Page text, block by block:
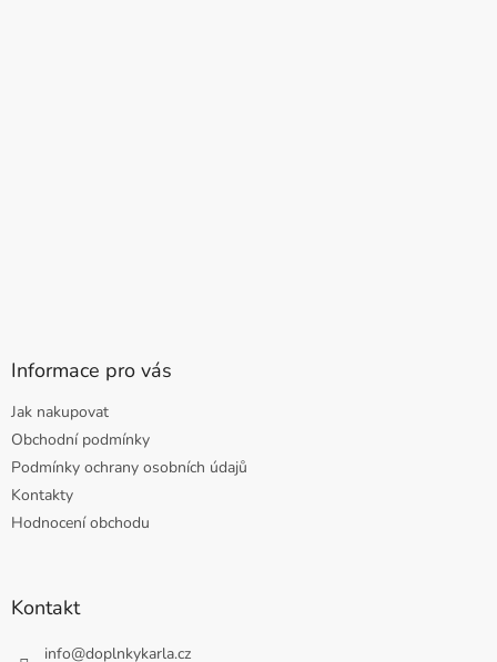
Informace pro vás
Jak nakupovat
Obchodní podmínky
Podmínky ochrany osobních údajů
Kontakty
Hodnocení obchodu
Kontakt
info@doplnkykarla.cz